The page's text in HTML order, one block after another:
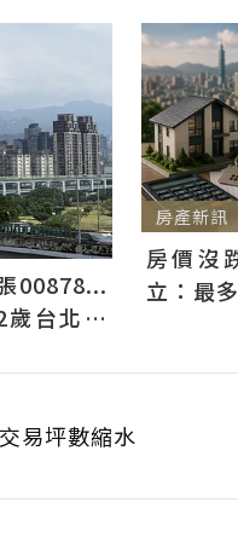
00878...
台北人
房產新訊
房價沒
立：最
易坪數縮水